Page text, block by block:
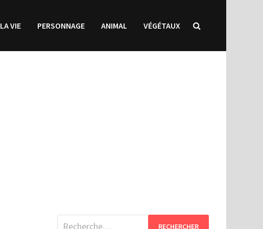
LA VIE PERSONNAGE ANIMAL VÉGÉTAUX
Rechercher :